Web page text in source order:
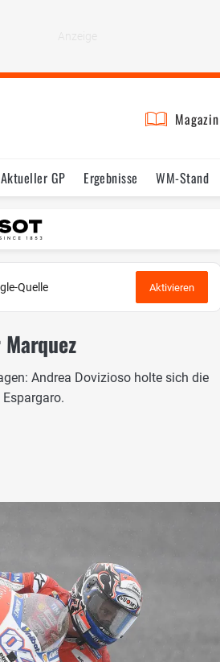
Magazin
Aktueller GP Ergebnisse WM-Stand
Reglement
Quelle Aktivieren
Andrea Dovizioso holte sich die